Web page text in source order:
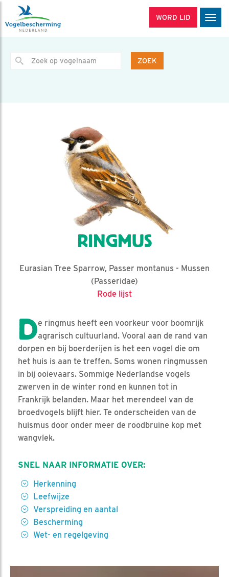
WORD LID
ZOEK
RINGMUS
Eurasian Tree Sparrow, Passer montanus - Mussen
(Passeridae)
Rode lijst
De ringmus heeft een voorkeur voor boomrijk
agrarisch cultuurland. Vooral aan de rand van
dorpen en bij boerderijen is het een vogel die om
het huis is aan te treffen. Soms wonen ringmussen
in bij ooievaars. Sommige Nederlandse vogels
zwerven in de winter rond en kunnen tot in
Frankrijk belanden. Maar het merendeel van de
broedvogels blijft hier. Te onderscheiden van de
huismus door onder meer de roodbruine kop met
wangvlek.
SNEL NAAR INFORMATIE OVER:
Herkenning
Leefwijze
Verspreiding en aantal
Bescherming
Wet- en regelgeving